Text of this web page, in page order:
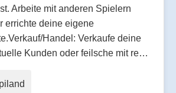
Arbeite mit anderen Spielern
errichte deine eigene
Handel: Verkaufe deine
Kunden oder feilsche mit re…